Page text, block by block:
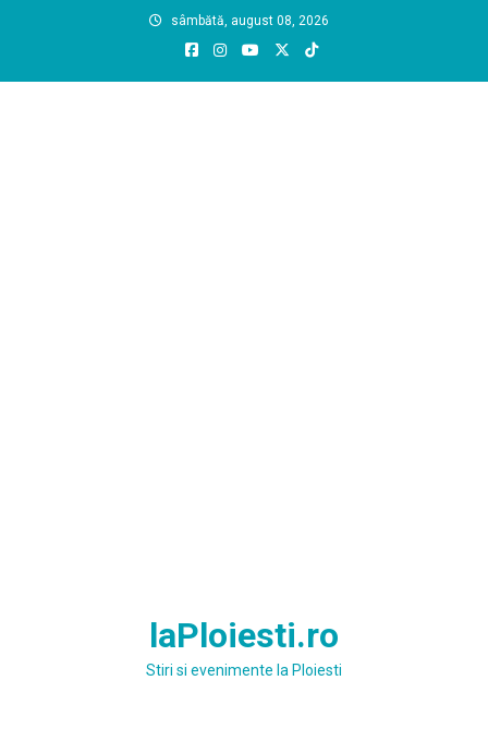
sâmbătă, august 08, 2026
laPloiesti.ro
Stiri si evenimente la Ploiesti